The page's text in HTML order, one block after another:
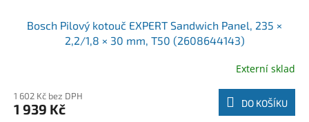
Bosch Pilový kotouč EXPERT Sandwich Panel, 235 ×
2,2/1,8 × 30 mm, T50 (2608644143)
Externí sklad
1 602 Kč bez DPH
1 939 Kč DO KOŠÍKU